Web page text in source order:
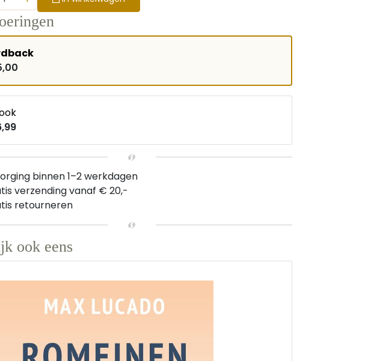
binnen 1–2 werkdagen
verzending vanaf € 20,-
retourneren
ook eens